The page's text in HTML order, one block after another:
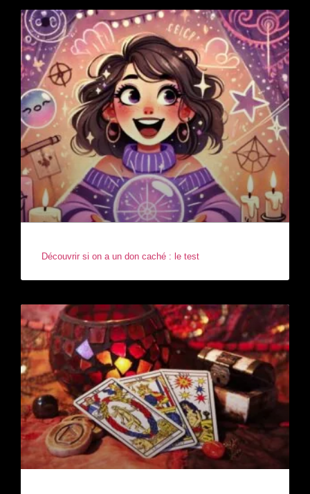
Découvrir si on a un don caché : le test